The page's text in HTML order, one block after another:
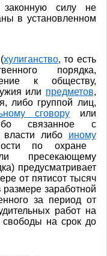
законную силу не
в установленном
хулиганство, то есть
порядка,
к обществу,
или предметов,
либо группой лиц,
сговору или
связанное с
власти либо иному
по охране
пресекающему
предусматривает
от пятисот тысяч
заработной
за период от
работ на
на срок до